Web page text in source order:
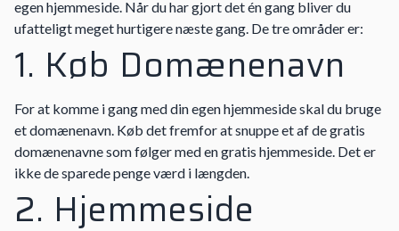
egen hjemmeside. Når du har gjort det én gang bliver du
ufatteligt meget hurtigere næste gang. De tre områder er:
1. Køb Domænenavn
For at komme i gang med din egen hjemmeside skal du bruge
et domænenavn. Køb det fremfor at snuppe et af de gratis
domænenavne som følger med en gratis hjemmeside. Det er
ikke de sparede penge værd i længden.
2. Hjemmeside